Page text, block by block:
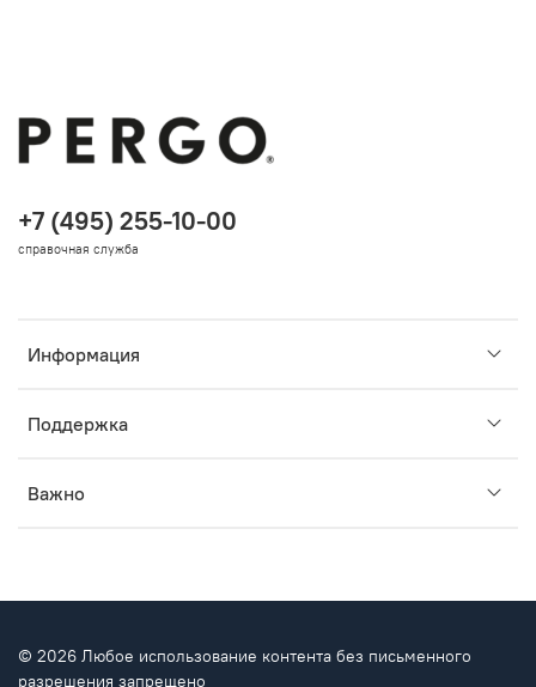
Информация
Поддержка
Важно
+7 (495) 255-10-00
справочная служба
© 2026 Любое использование контента без письменного
разрешения запрещено